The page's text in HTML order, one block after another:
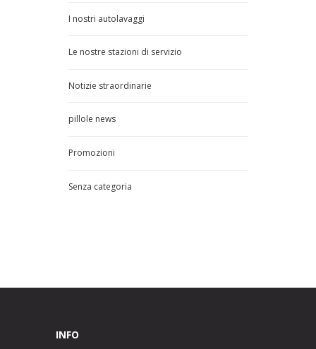
I nostri autolavaggi
Le nostre stazioni di servizio
Notizie straordinarie
pillole news
Promozioni
Senza categoria
INFO